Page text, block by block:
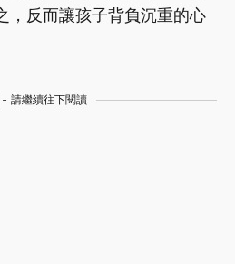
，反而讓孩子背負沉重的心
- 請繼續往下閱讀